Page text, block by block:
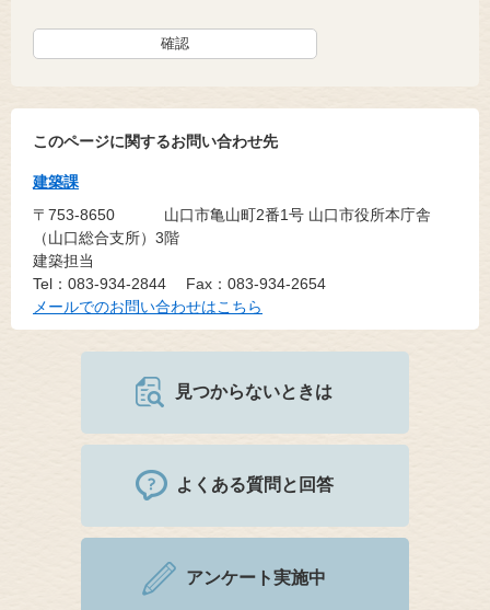
このページに関するお問い合わせ先
建築課
〒753-8650
山口市亀山町2番1号 山口市役所本庁舎
（山口総合支所）3階
建築担当
Tel：083-934-2844
Fax：083-934-2654
メールでのお問い合わせはこちら
見つからないときは
よくある質問と回答
アンケート実施中